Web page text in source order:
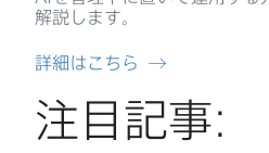
解説します。
詳細は​こちら
注目記事: